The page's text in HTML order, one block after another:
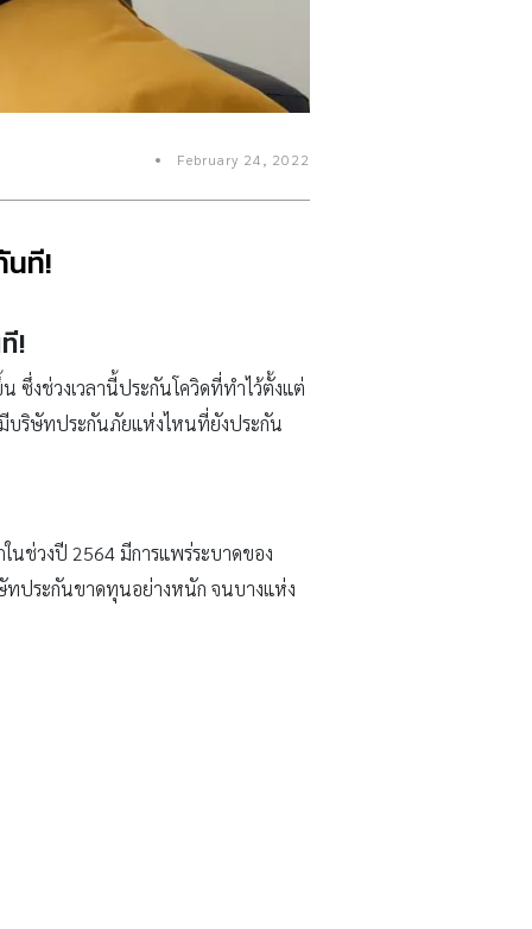
February 24, 2022
นที!
!
ซึ่งช่วงเวลานี้ประกันโควิดที่ทำไว้ตั้งแต่
บริษัทประกันภัยแห่งไหนที่ยังประกัน
นช่วงปี 2564 มีการแพร่ระบาดของ
ทประกันขาดทุนอย่างหนัก จนบางแห่ง